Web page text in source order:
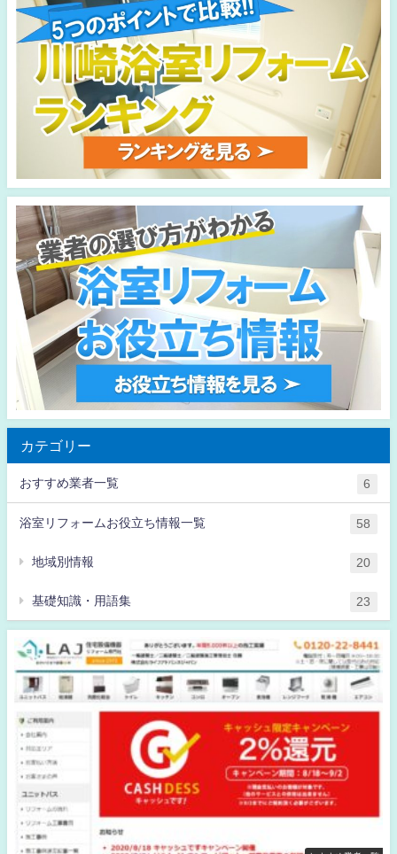
カテゴリー
おすすめ業者一覧 6
浴室リフォームお役立ち情報一覧 58
地域別情報 20
基礎知識・用語集 23